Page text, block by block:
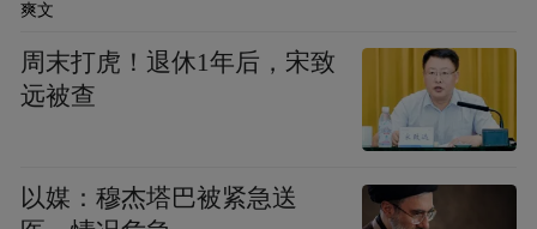
爽文
周末打虎！退休1年后，宋致
远被查
以媒：穆杰塔巴被紧急送